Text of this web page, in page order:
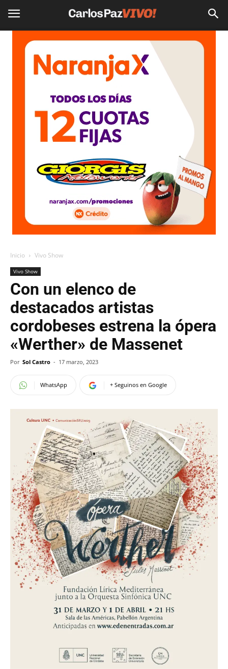
Inicio Vivo Show
Vivo Show
Con un elenco de
destacados artistas
cordobeses estrena la ópera
«Werther» de Massenet
Por Sol Castro - 17 marzo, 2023
WhatsApp + Seguinos en Google